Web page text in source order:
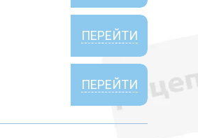
ПЕРЕЙТИ
ПЕРЕЙТИ